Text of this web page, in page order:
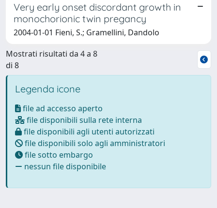
Very early onset discordant growth in
monochorionic twin pregancy
2004-01-01 Fieni, S.; Gramellini, Dandolo
Mostrati risultati da 4 a 8
di 8
Legenda icone
file ad accesso aperto
file disponibili sulla rete interna
file disponibili agli utenti autorizzati
file disponibili solo agli amministratori
file sotto embargo
nessun file disponibile